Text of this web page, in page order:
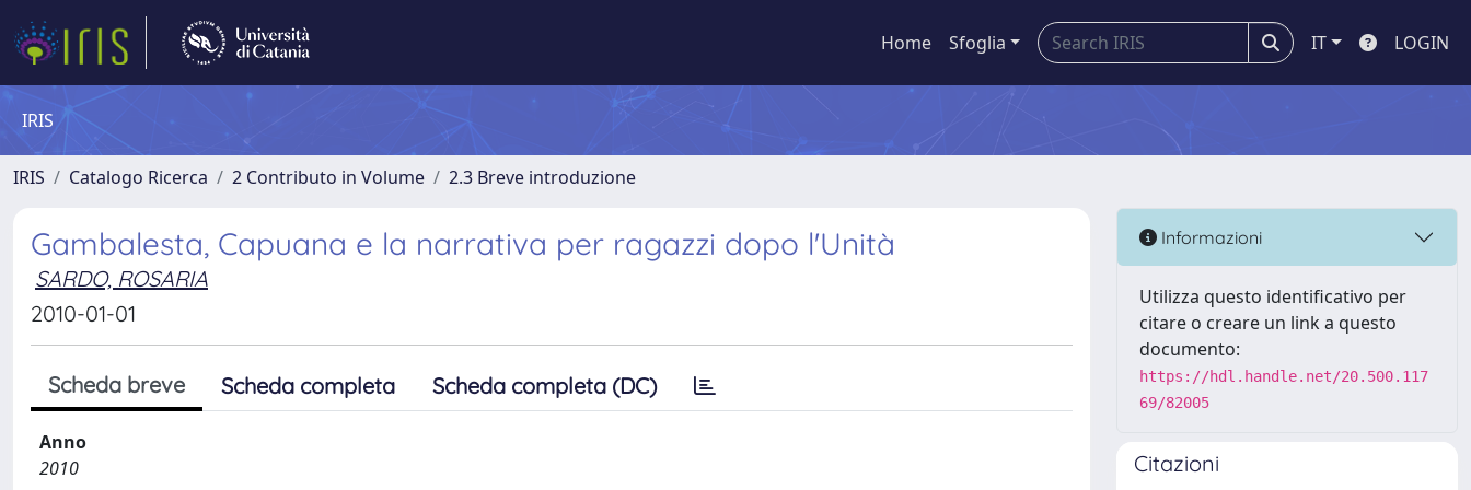
Home Sfoglia IT LOGIN
IRIS
IRIS Catalogo Ricerca 2 Contributo in Volume 2.3 Breve introduzione
Gambalesta, Capuana e la narrativa per ragazzi dopo l'Unità
SARDO, ROSARIA
2010-01-01
Scheda breve Scheda completa Scheda completa (DC)
Anno
2010
Informazioni
Utilizza questo identificativo per
citare o creare un link a questo
documento:
https://hdl.handle.net/20.500.117
69/82005
Citazioni